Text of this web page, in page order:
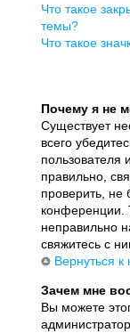
Что такое
темы?
Что такое
Почему я не
Существует
всего
пользователя
правильно,
проверить, не
конференции.
неправильно
свяжитесь с
Вернуться к
Зачем мне
Вы можете